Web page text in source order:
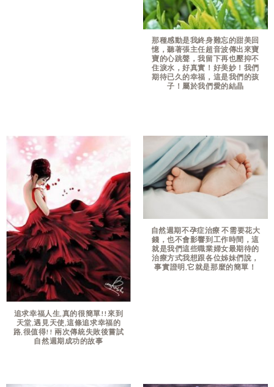
那種感動是我終身難忘的甜美回
憶，聽著張主任超音波傳出來寶
寶的心跳聲，我留下再也壓抑不
住淚水，好真實！好美妙！我們
期待已久的幸福，這是我們的孩
子！屬於我們愛的結晶
追求幸福人生,真的很簡單!!來到
天堂,遇見天使,這條追求幸福的
路,很值得!! 兩次傳統失敗後嘗試
自然週期成功的故事
自然週期不孕症治療 不需要花大
錢，也不會影響到工作時間，這
就是我們這些職業婦女最期待的
治療方式我想跟各位姊妹們說，
事實證明,它就是那麼的簡單！